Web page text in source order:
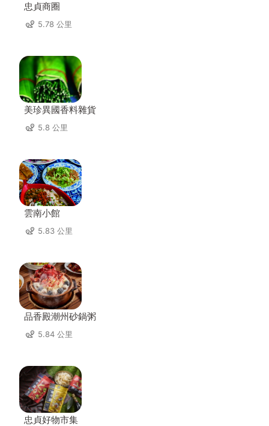
忠貞商圈
5.78 公里
美珍異國香料雜貨
5.8 公里
雲南小館
5.83 公里
品香殿潮州砂鍋粥
5.84 公里
忠貞好物市集